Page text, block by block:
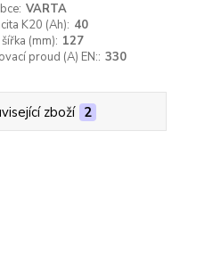
VARTA
K20 (Ah): 40
(mm): 127
proud (A) EN:: 330
zboží 2